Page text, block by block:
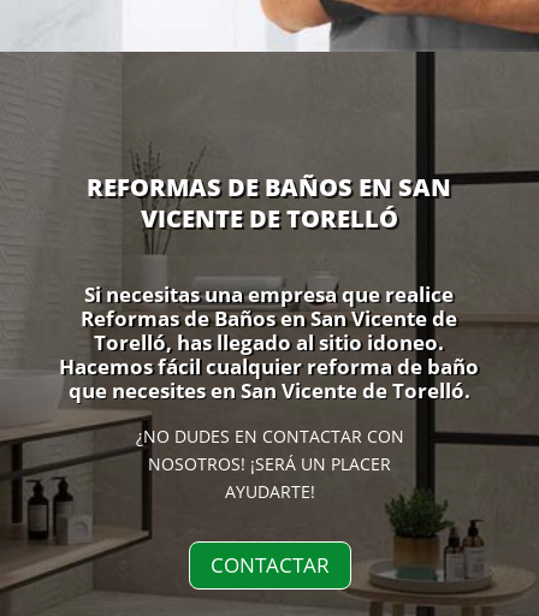
REFORMAS DE BAÑOS EN SAN
VICENTE DE TORELLÓ
Si necesitas una empresa que realice
Reformas de Baños en San Vicente de
Torelló, has llegado al sitio idoneo.
Hacemos fácil cualquier reforma de baño
que necesites en San Vicente de Torelló.
¿NO DUDES EN CONTACTAR CON
NOSOTROS! ¡SERÁ UN PLACER
AYUDARTE!
CONTACTAR